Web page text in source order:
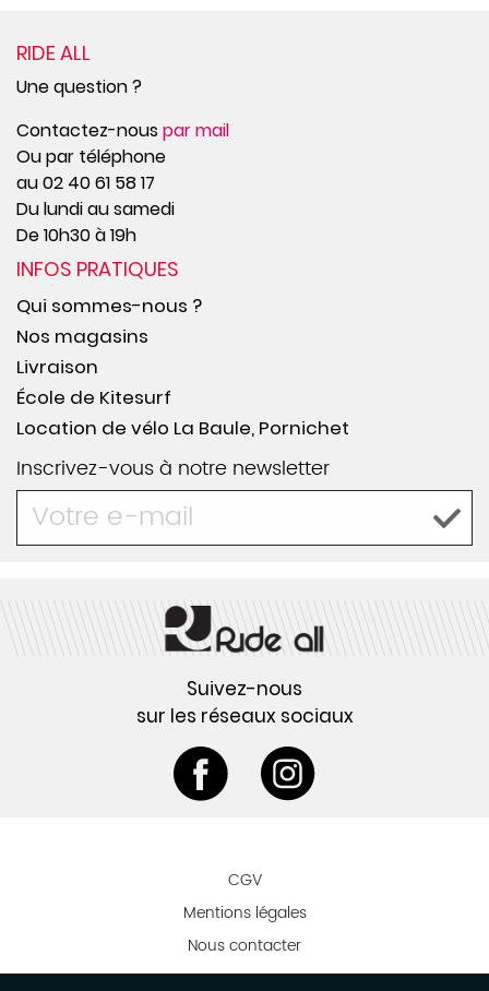
RIDE ALL
Une question ?
Contactez-nouspar mail
Ou par téléphone
au 02 40 61 58 17
Du lundi au samedi
De 10h30 à 19h
INFOS PRATIQUES
Qui sommes-nous ?
Nos magasins
Livraison
École de Kitesurf
Location de vélo La Baule, Pornichet
Inscrivez-vous à notre newsletter
Suivez-nous
sur les réseaux sociaux
CGV
Mentions légales
Nous contacter